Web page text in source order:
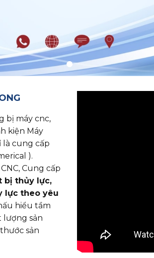
bị máy cnc,
kiện Máy
là cung cấp
).
Cung cấp
bị thủy lực,
lực theo yêu
hiểu tầm
lượng sản
sản